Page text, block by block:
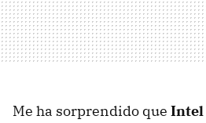
Me ha sorprendido que Intel